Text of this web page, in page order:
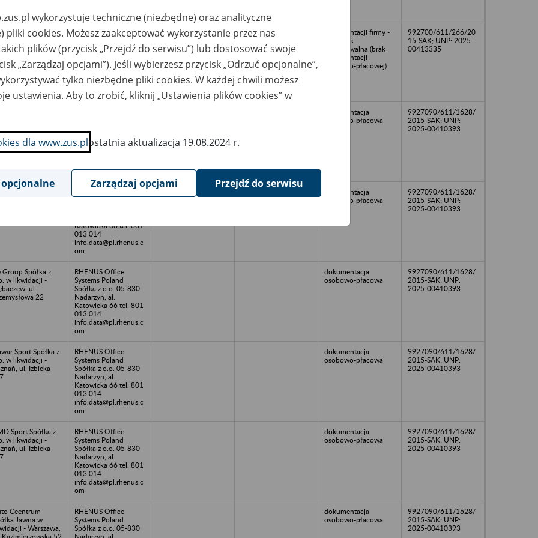
Pawłowski -
Wola, ul.
1
Składnica Akt
Powiernik Spółka z
o.o. 37-450 Stalowa
Wola, ul.
Przemysłowa 13 tel.
15 844 55 01 e-mail:
powiernik_san@poczt
a.onet.pl
2024
dokumentacji firmy -
B-20 dok.
niearchiwalna (brak
dokumentacji
osobowo-płacowej)
992700/611/266/20
15-SAK; UNP: 2025-
00413335
Nadarzyn, al.
Katowicka 66 tel. 801
013 014
om
dokumentacja
osobowo-płacowa
9927090/611/1628/
2015-SAK; UNP:
2025-00410393
Aneta
RHENUS Office
Katowicka 66 tel. 801
013 014
info.data@pl.rhenus.c
om
dokumentacja
osobowo-płacowa
9927090/611/1628/
2015-SAK; UNP:
2025-00410393
Group Spółka z
w likwidacji -
ul.
22
RHENUS Office
Systems Poland
Spółka z o.o. 05-830
Nadarzyn, al.
Katowicka 66 tel. 801
013 014
info.data@pl.rhenus.c
om
dokumentacja
osobowo-płacowa
9927090/611/1628/
2015-SAK; UNP:
2025-00410393
Sport Spółka z
w likwidacji -
ul. Izbicka
RHENUS Office
Systems Poland
Spółka z o.o. 05-830
Nadarzyn, al.
Katowicka 66 tel. 801
013 014
info.data@pl.rhenus.c
om
dokumentacja
osobowo-płacowa
9927090/611/1628/
2015-SAK; UNP:
2025-00410393
Sport Spółka z
w likwidacji -
ul. Izbicka
RHENUS Office
Systems Poland
Spółka z o.o. 05-830
Nadarzyn, al.
Katowicka 66 tel. 801
013 014
info.data@pl.rhenus.c
om
dokumentacja
osobowo-płacowa
9927090/611/1628/
2015-SAK; UNP:
2025-00410393
Ceentrum
Jawna w
- Warszawa,
RHENUS Office
Systems Poland
Spółka z o.o. 05-830
dokumentacja
osobowo-płacowa
9927090/611/1628/
2015-SAK; UNP:
2025-00410393
wykorzystuje techniczne (niezbędne) oraz analityczne
pliki cookies. Możesz zaakceptować wykorzystanie przez nas
plików (przycisk „Przejdź do serwisu”) lub dostosować swoje
„Zarządzaj opcjami”). Jeśli wybierzesz przycisk „Odrzuć opcjonalne”,
tylko niezbędne pliki cookies. W każdej chwili możesz
ustawienia. Aby to zrobić, kliknij „Ustawienia plików cookies” w
dla www.zus.plostatnia aktualizacja 19.08.2024 r.
Zarządzaj opcjami Przejdź do serwisu